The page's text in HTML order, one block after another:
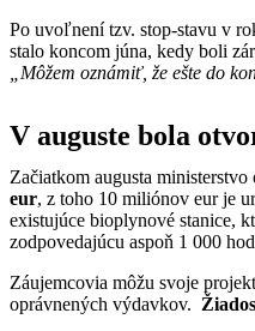
Po uvoľnení tzv. stop-stavu v
stalo koncom júna, kedy boli
„Môžem oznámiť, že ešte do
V auguste bola
Začiatkom augusta
eur, z toho 10 miliónov eur je
existujúce bioplynové stanice,
zodpovedajúcu aspoň 1 000
Záujemcovia môžu svoje
oprávnených výdavkov.